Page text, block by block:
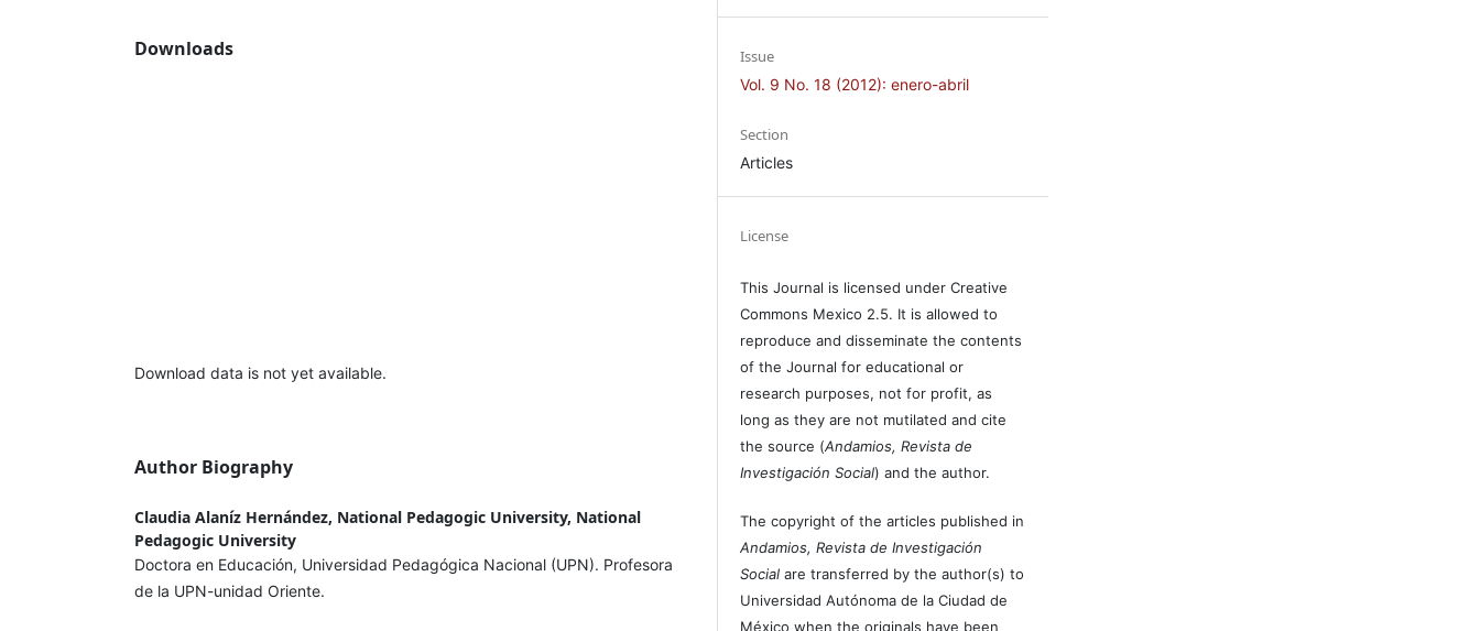
Downloads
Download data is not yet available.
Author Biography
Claudia Alaníz Hernández, National Pedagogic University, National
Pedagogic University
Doctora en Educación, Universidad Pedagógica Nacional (UPN). Profesora
de la UPN-unidad Oriente.
Issue
Vol. 9 No. 18 (2012): enero-abril
Section
Articles
License
This Journal is licensed under Creative
Commons Mexico 2.5. It is allowed to
reproduce and disseminate the contents
of the Journal for educational or
research purposes, not for profit, as
long as they are not mutilated and cite
the source (Andamios, Revista de
Investigación Social) and the author.
The copyright of the articles published in
Andamios, Revista de Investigación
Social are transferred by the author(s) to
Universidad Autónoma de la Ciudad de
México when the originals have been